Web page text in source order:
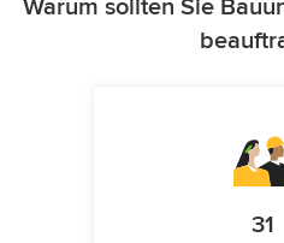
Warum sollten Sie
31